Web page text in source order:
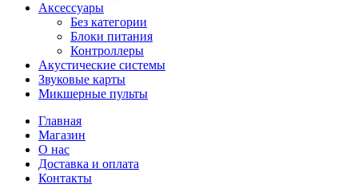
Аксессуары
Без категории
Блоки питания
Контроллеры
Акустические системы
Звуковые карты
Микшерные пульты
Главная
Магазин
О нас
Доставка и оплата
Контакты